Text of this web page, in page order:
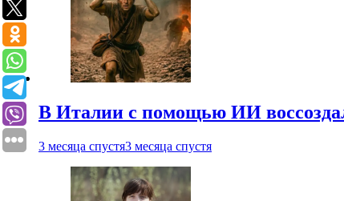
В Италии с помощью ИИ
3 месяца спустя3 месяца спустя